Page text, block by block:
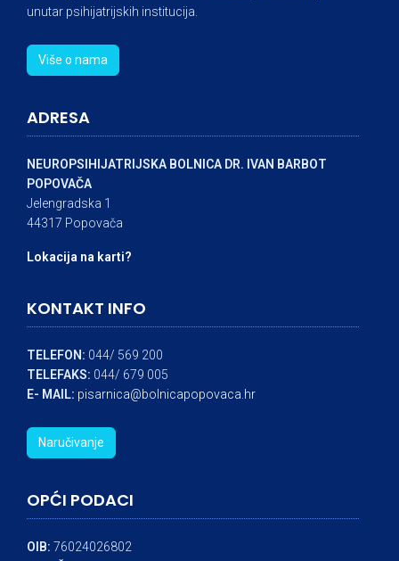
unutar psihijatrijskih institucija.
Više o nama
ADRESA
NEUROPSIHIJATRIJSKA BOLNICA DR. IVAN BARBOT
POPOVAČA
Jelengradska 1
44317 Popovača
Lokacija na karti?
KONTAKT INFO
TELEFON: 044/ 569 200
TELEFAKS: 044/ 679 005
E- MAIL: pisarnica@bolnicapopovaca.hr
Naručivanje
OPĆI PODACI
OIB: 76024026802